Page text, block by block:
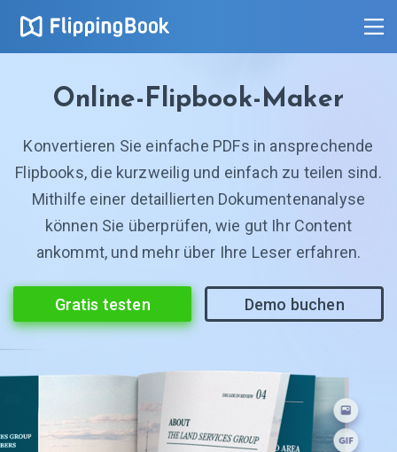
Online-Flipbook-Maker
Konvertieren Sie einfache PDFs in ansprechende
Flipbooks, die kurzweilig und einfach zu teilen sind.
Mithilfe einer detaillierten Dokumentenanalyse
können Sie überprüfen, wie gut Ihr Content
ankommt, und mehr über Ihre Leser erfahren.
Gratis testen Demo buchen